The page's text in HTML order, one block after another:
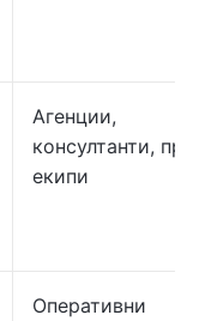
Агенции,
консултанти,
екипи
Оперативни